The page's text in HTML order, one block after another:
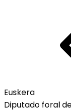
Euskera
Diputado foral